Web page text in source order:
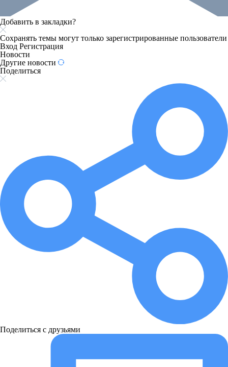
Добавить в закладки?
Сохранять темы могут только зарегистрированные пользователи
Вход Регистрация
Новости
Другие новости
Поделиться
Поделиться с друзьями